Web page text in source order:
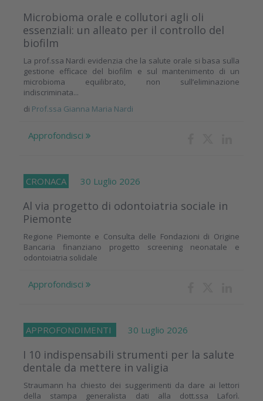
Microbioma orale e collutori agli oli
essenziali: un alleato per il controllo del
biofilm
La prof.ssa Nardi evidenzia che la salute orale si basa sulla
gestione efficace del biofilm e sul mantenimento di un
microbioma equilibrato, non sull’eliminazione
indiscriminata...
di Prof.ssa Gianna Maria Nardi
Approfondisci
CRONACA 30 Luglio 2026
Al via progetto di odontoiatria sociale in
Piemonte
Regione Piemonte e Consulta delle Fondazioni di Origine
Bancaria finanziano progetto screening neonatale e
odontoiatria solidale
Approfondisci
APPROFONDIMENTI 30 Luglio 2026
I 10 indispensabili strumenti per la salute
dentale da mettere in valigia
Straumann ha chiesto dei suggerimenti da dare ai lettori
della stampa generalista dati alla dott.ssa Laforì.